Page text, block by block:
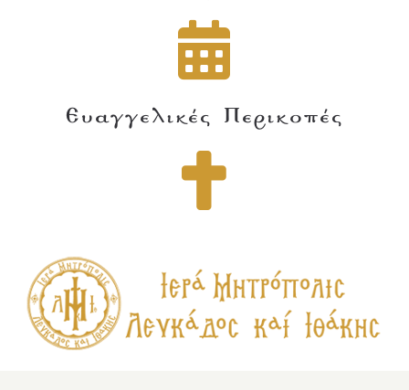
Ευαγγελικές Περικοπές